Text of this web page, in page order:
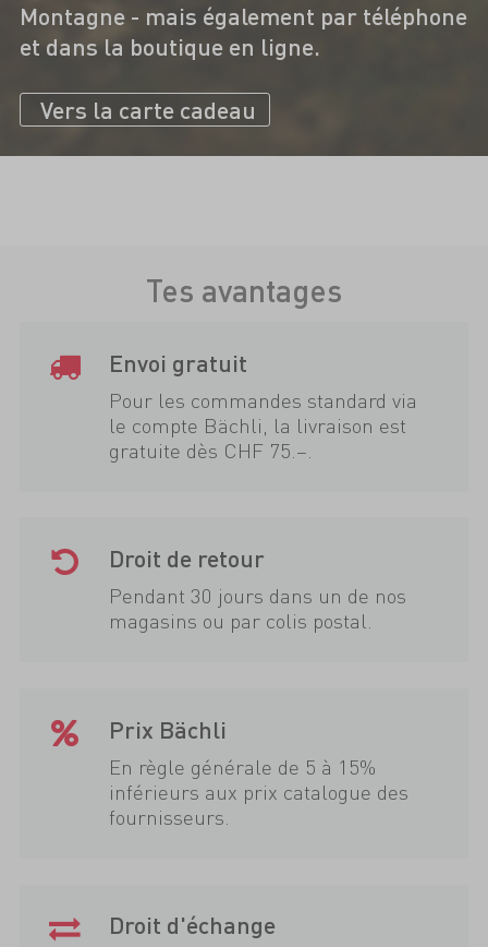
Montagne - mais également par téléphone
et dans la boutique en ligne.
Vers la carte cadeau
Tes avantages
Envoi gratuit
Pour les commandes standard via
le compte Bächli, la livraison est
gratuite dès CHF 75.–.
Droit de retour
Pendant 30 jours dans un de nos
magasins ou par colis postal.
Prix Bächli
En règle générale de 5 à 15%
inférieurs aux prix catalogue des
fournisseurs.
Droit d'échange